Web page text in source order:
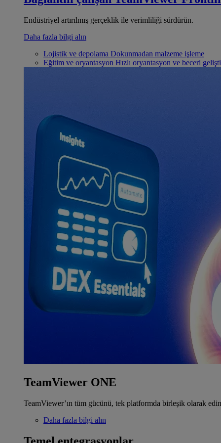
Endüstriyel artırılmış gerçeklik ile verimliliği sürdürün.
Daha fazla bilgi alın
Lojistik ve depolama Dokunmadan malzeme işleme
Eğitim ve oryantasyon Hızlı oryantasyon ve beceri
TeamViewer ONE
TeamViewer’ın tüm gücünü, tek platformda birleşik olarak
Daha fazla bilgi alın